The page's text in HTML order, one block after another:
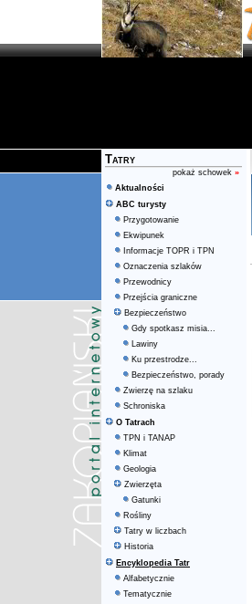
Tatry
pokaż schowek »
Aktualności
ABC turysty
Przygotowanie
Ekwipunek
Informacje TOPR i TPN
Oznaczenia szlaków
Przewodnicy
Przejścia graniczne
Bezpieczeństwo
Gdy spotkasz misia...
Lawiny
Ku przestrodze...
Bezpieczeństwo, porady
Zwierzę na szlaku
Schroniska
O Tatrach
TPN i TANAP
Klimat
Geologia
Zwierzęta
Gatunki
Rośliny
Tatry w liczbach
Historia
Encyklopedia Tatr
Alfabetycznie
Tematycznie